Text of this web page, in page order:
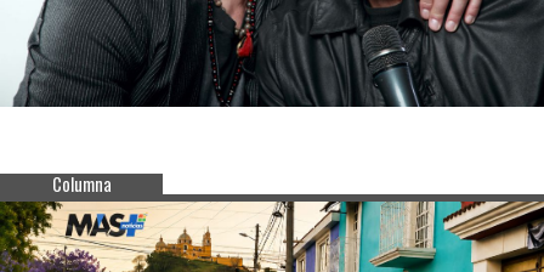
Columna